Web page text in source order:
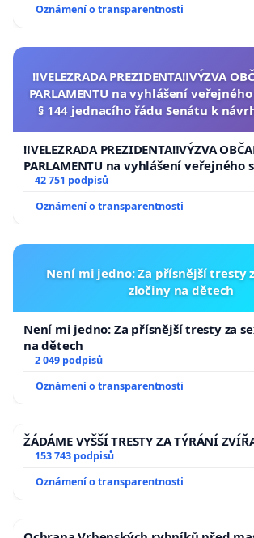
Oznámení o transparentnosti
‼️VELEZRADA PREZIDENTA‼️VÝZVA
PARLAMENTU na vyhlášení
§ 144 jednacího řádu Senátu k
republiky
‼️VELEZRADA PREZIDENTA‼️VÝZVA
PARLAMENTU na vyhlášení veřejného
144 jednacího řádu Senátu k návrhu
usnesení k podání ústavní žaloby na
republiky
42 751 podpisů
Oznámení o transparentnosti
Není mi jedno: Za přísnější tresty
zločiny na dětech
Není mi jedno: Za přísnější tresty za
na dětech
2 049 podpisů
Oznámení o transparentnosti
ŽÁDÁME VYŠŠÍ TRESTY ZA TÝRÁNÍ
153 743 podpisů
Oznámení o transparentnosti